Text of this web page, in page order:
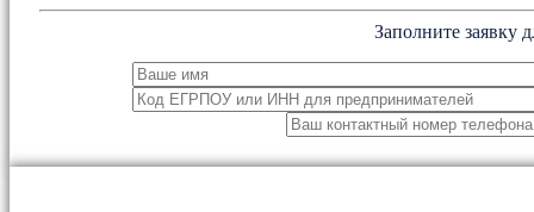
Заполните заявку